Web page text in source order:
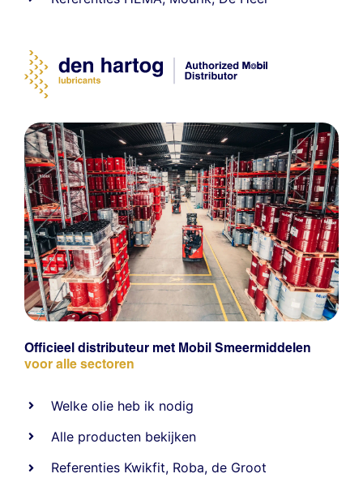
Officieel distributeur met Mobil Smeermiddelen
voor alle sectoren
Welke olie heb ik nodig
Alle producten bekijken
Referenties Kwikfit, Roba,de Groot